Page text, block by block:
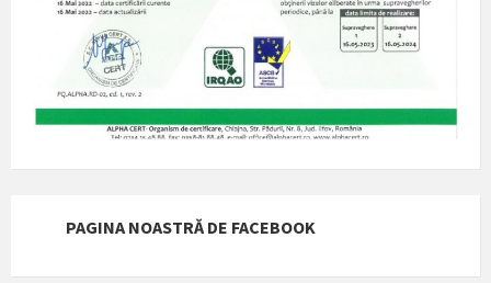
PAGINA NOASTRĂ DE FACEBOOK